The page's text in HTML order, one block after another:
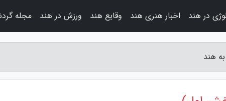
هند
در هند اخبار هنری هند وقایع هند ورزش در هند مجله